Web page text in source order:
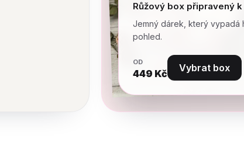
Růžový box připravený
Jemný dárek, který vypadá
pohled.
OD
449 Kč Vybrat box